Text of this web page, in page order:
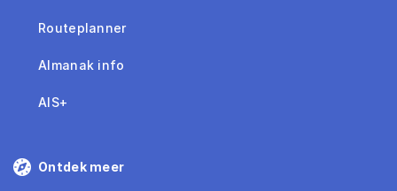
Routeplanner
Almanak info
AIS+
Ontdek meer